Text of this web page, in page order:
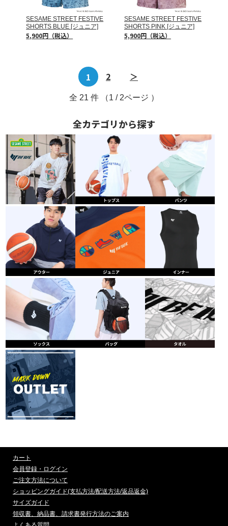
SESAME STREET FESTIVE
SHORTS BLUE [ジュニア]
5,900円（税込）
SESAME STREET FESTIVE
SHORTS PINK [ジュニア]
5,900円（税込）
1 2 ＞
全 21 件 （1 / 2ページ ）
全カテゴリから探す
カート
会員登録・ログイン
ご注文方法について
ショッピングガイド(支払方法/配送方法/返品返金)
サイズガイド
領収書、納品書、請求書発行方法のご案内